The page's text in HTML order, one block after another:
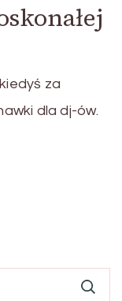
za
dla dj-ów.